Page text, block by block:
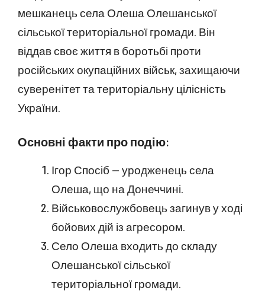
мешканець села Олеша Олешанської
сільської територіальної громади. Він
віддав своє життя в боротьбі проти
російських окупаційних військ, захищаючи
суверенітет та територіальну цілісність
України.
Основні факти про подію:
Ігор Спосіб — уродженець села
Олеша, що на Донеччині.
Військовослужбовець загинув у ході
бойових дій із агресором.
Село Олеша входить до складу
Олешанської сільської
територіальної громади.